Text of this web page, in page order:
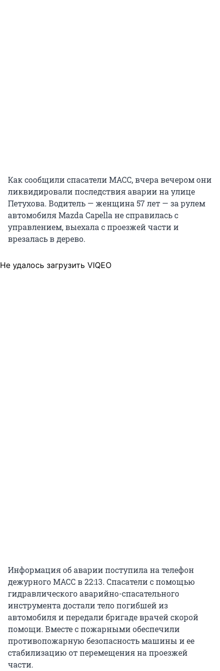
Как сообщили спасатели МАСС, вчера вечером они
ликвидировали последствия аварии на улице
Петухова. Водитель — женщина 57 лет — за рулем
автомобиля Mazda Capella не справилась с
управлением, выехала с проезжей части и
врезалась в дерево.
Не удалось загрузить VIQEO
Информация об аварии поступила на телефон
дежурного МАСС в 22:13. Спасатели с помощью
гидравлического аварийно-спасательного
инструмента достали тело погибшей из
автомобиля и передали бригаде врачей скорой
помощи. Вместе с пожарными обеспечили
противопожарную безопасность машины и ее
стабилизацию от перемещения на проезжей
части.